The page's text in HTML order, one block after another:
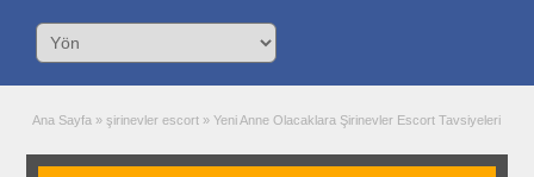
Ana Sayfa » şirinevler escort » Yeni Anne Olacaklara Şirinevler Escort Tavsiyeleri